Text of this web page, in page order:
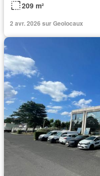
209 m²
2 avr. 2026 sur Geolocaux